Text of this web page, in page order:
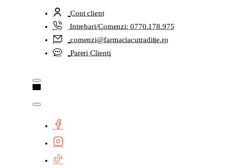
Cont client
Intrebari/Comenzi: 0770.178.975
comenzi@farmaciacutraditie.ro
Pareri Clienti